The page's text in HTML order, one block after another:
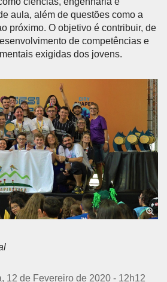
aula, além de questões como a
próximo. O objetivo é contribuir, de
de competências e
exigidas dos jovens.
12 de Fevereiro de 2020 - 12h12